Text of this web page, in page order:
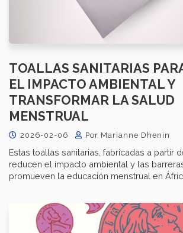
TOALLAS SANITARIAS
EL IMPACTO AMBIENTAL Y
TRANSFORMAR LA SALUD
MENSTRUAL
2026-02-06 Por Marianne Dhenin
Estas toallas sanitarias, fabricadas a partir
reducen el impacto ambiental y las
promueven la educación menstrual en